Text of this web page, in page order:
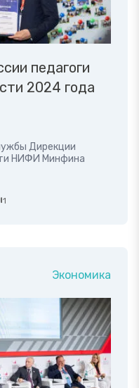
педагоги
2024 года
Дирекции
НИФИ Минфина
1
Экономика